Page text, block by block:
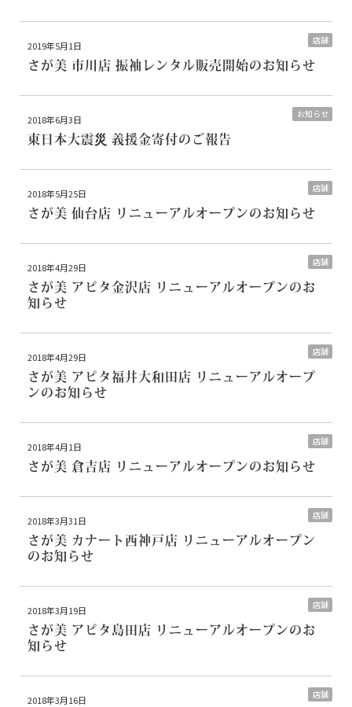
店舗
2019年5月1日
さが美 市川店 振袖レンタル販売開始のお知らせ
お知らせ
2018年6月3日
東日本大震災 義援金寄付のご報告
店舗
2018年5月25日
さが美 仙台店 リニューアルオープンのお知らせ
店舗
2018年4月29日
さが美 アピタ金沢店 リニューアルオープンのお
知らせ
店舗
2018年4月29日
さが美 アピタ福井大和田店 リニューアルオープ
ンのお知らせ
店舗
2018年4月1日
さが美 倉吉店 リニューアルオープンのお知らせ
店舗
2018年3月31日
さが美 カナート西神戸店 リニューアルオープン
のお知らせ
店舗
2018年3月19日
さが美 アピタ島田店 リニューアルオープンのお
知らせ
店舗
2018年3月16日